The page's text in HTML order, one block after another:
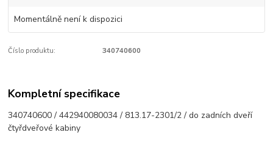
Momentálně není k dispozici
Číslo produktu: 340740600
Kompletní specifikace
340740600 / 442940080034 / 813.17-2301/2 / do zadních dveří
čtyřdveřové kabiny